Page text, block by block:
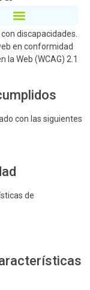
sea accesible
discapacidades.
en conformidad
la Web (WCAG) 2.1
con las siguientes
de